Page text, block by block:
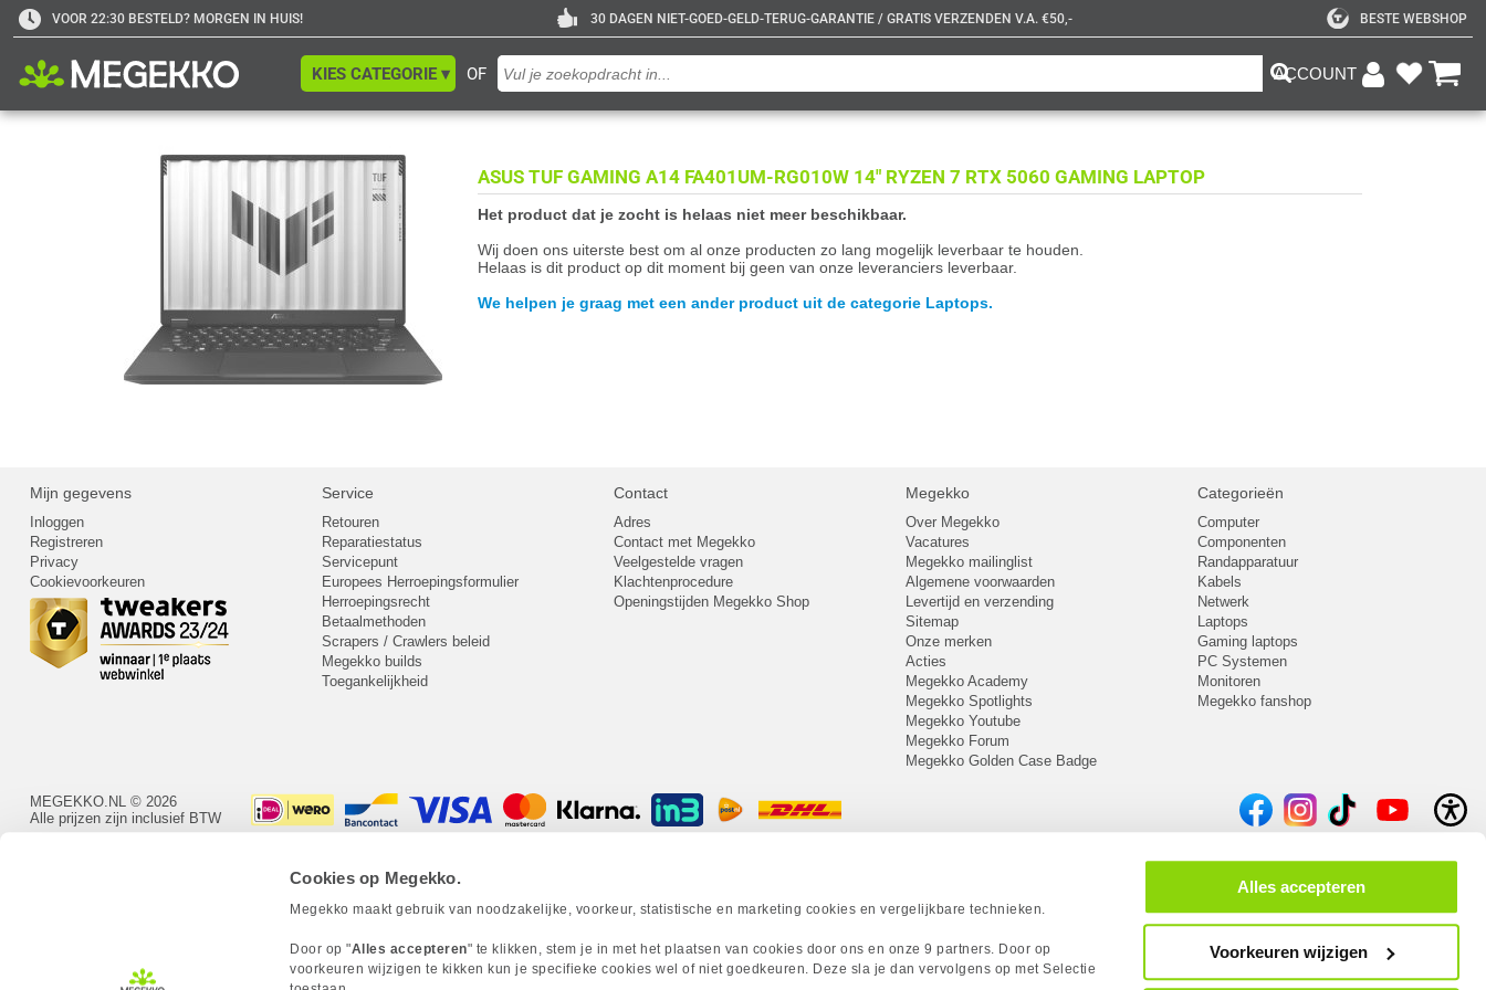
Cookies op Megekko.
Megekko maakt gebruik van noodzakelijke, voorkeur, statistische en marketing cookies en vergelijkbare technieken.
Door op "Alles accepteren" te klikken, stem je in met het plaatsen van cookies door ons en onze 9 partners. Door op
voorkeuren wijzigen te kikken kun je specifieke cookies wel of niet goedkeuren. Deze sla je dan vervolgens op met Selectie
Alles accepteren
Voorkeuren wijzigen
VOOR 22:30 BESTELD? MORGEN IN HUIS! 30 DAGEN NIET-GOED-GELD-TERUG-GARANTIE / GRATIS VERZENDEN V.A. €50,- BESTE WEBSHOP
OF
KIES CATEGORIE ▾ ACCOUNT
ASUS TUF GAMING A14 FA401UM-RG010W 14" RYZEN 7 RTX 5060 GAMING LAPTOP
Het product dat je zocht is helaas niet meer beschikbaar.
Wij doen ons uiterste best om al onze producten zo lang mogelijk leverbaar te houden.
Helaas is dit product op dit moment bij geen van onze leveranciers leverbaar.
We helpen je graag met een ander product uit de categorie Laptops.
Mijn gegevens
Inloggen
Registreren
Privacy
Cookievoorkeuren
Service
Retouren
Reparatiestatus
Servicepunt
Europees Herroepingsformulier
Herroepingsrecht
Betaalmethoden
Scrapers / Crawlers beleid
Megekko builds
Toegankelijkheid
Contact
Adres
Contact met Megekko
Veelgestelde vragen
Klachtenprocedure
Openingstijden Megekko Shop
Megekko
Over Megekko
Vacatures
Megekko mailinglist
Algemene voorwaarden
Levertijd en verzending
Sitemap
Onze merken
Acties
Megekko Academy
Megekko Spotlights
Megekko Youtube
Megekko Forum
Megekko Golden Case Badge
Categorieën
Computer
Componenten
Randapparatuur
Kabels
Netwerk
Laptops
Gaming laptops
PC Systemen
Monitoren
Megekko fanshop
MEGEKKO.NL © 2026
Alle prijzen zijn inclusief BTW